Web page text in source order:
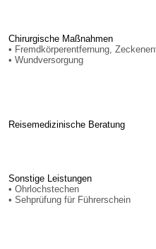
Chirurgische Maßnahmen
• Fremdkörperentfernung,
• Wundversorgung
Reisemedizinische Beratung
Sonstige Leistungen
• Ohrlochstechen
• Sehprüfung für Führerschein